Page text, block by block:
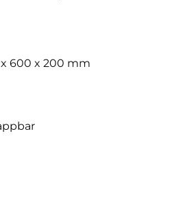
600 x 200 mm